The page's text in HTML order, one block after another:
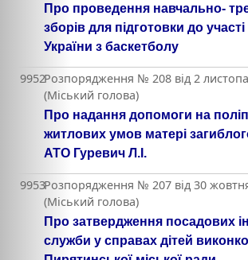
Про проведення навчально-
зборів для підготовки до участі
України з баскетболу
9952Розпорядження № 208 від 2
(Міський голова)
Про надання допомоги на
житлових умов матері
АТО Гуревич Л.І.
9953Розпорядження № 207 від 30
(Міський голова)
Про затвердження посадових
служби у справах дітей